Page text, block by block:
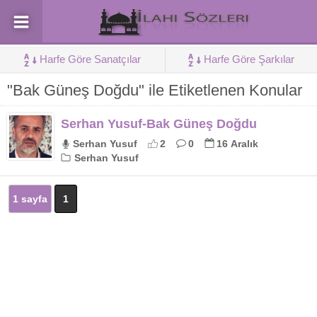
Harfe Göre Sanatçılar Harfe Göre Şarkılar
"Bak Güneş Doğdu" ile Etiketlenen Konular
Serhan Yusuf-Bak Güneş Doğdu
Serhan Yusuf 2 0
16 Aralık
Serhan Yusuf
1 sayfa 1